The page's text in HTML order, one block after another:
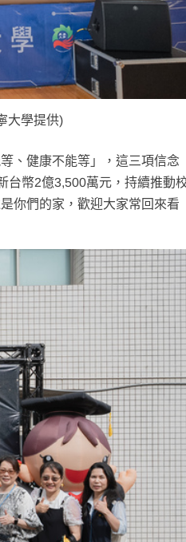
大學提供)
、健康不能等」，這三項信念
台幣2億3,500萬元，持續推動
你們的家，歡迎大家常回來看